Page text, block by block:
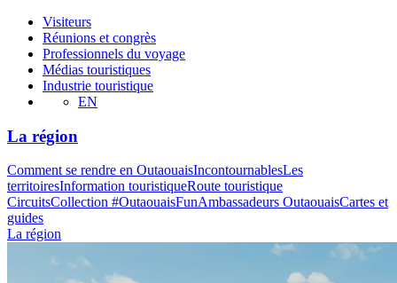
Visiteurs
Réunions et congrès
Professionnels du voyage
Médias touristiques
Industrie touristique
EN
La région
Comment se rendre en OutaouaisIncontournablesLes
territoiresInformation touristiqueRoute touristique
CircuitsCollection #OutaouaisFunAmbassadeurs OutaouaisCartes et
guides
La région